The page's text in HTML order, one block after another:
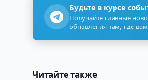
Будьте в курсе
Получайте главные
обновления там, где
Читайте также